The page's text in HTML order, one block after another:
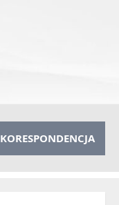
KORESPONDENCJA